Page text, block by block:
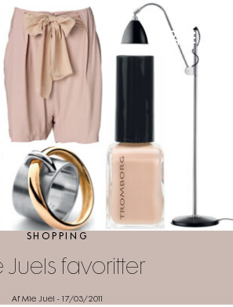
SHOPPING
Juels favoritter
Af Mie Juel - 17/03/2011